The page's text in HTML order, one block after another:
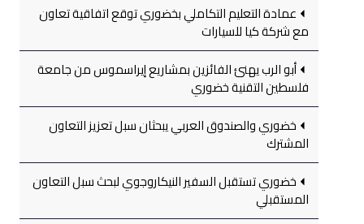
عمادة التعليم التكاملي بخضوري توقع اتفاقية تعاون
مع شركة كيا للسيارات
أبو الرب يهنئ الفائزين بمشاريع إيراسموس من جامعة
فلسطين التقنية خضوري
خضوري والصندوق العربي يبحثان سبل تعزيز التعاون
المشترك
خضوري تستقبل السفير النيكاروجوي لبحث سبل التعاون
المستقبلي